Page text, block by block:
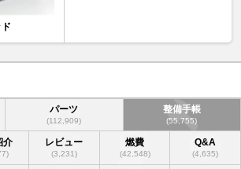
パーツ
(112,909)
整備手帳
(55,755)
介 レビュー
(3,231)
燃費
(42,548)
Q&A
(4,635)